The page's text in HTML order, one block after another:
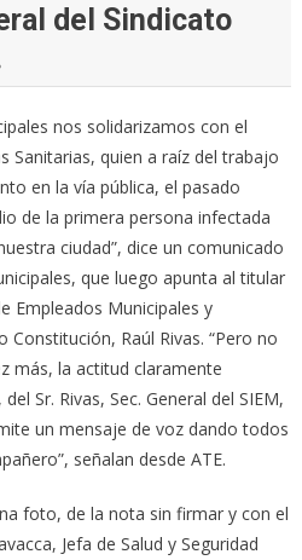
del Sindicato
nos solidarizamos con el
Sanitarias, quien a raíz del trabajo
en la vía pública, el pasado
de la primera persona infectada
ciudad”, dice un comunicado
que luego apunta al titular
Empleados Municipales y
Raúl Rivas. “Pero no
más, la actitud claramente
Sr. Rivas, Sec. General del SIEM,
un mensaje de voz dando todos
señalan desde ATE.
foto, de la nota sin firmar y con el
Jefa de Salud y Seguridad